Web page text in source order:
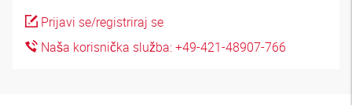
Prijavi se/registriraj se
Naša korisnička služba: +49-421-48907-766